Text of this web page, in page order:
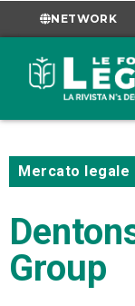
NETWORK
Mercato legale
Group